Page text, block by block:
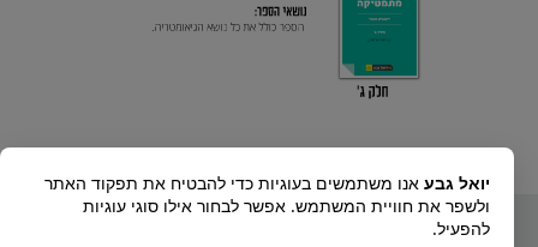
כנראה שיעניין אותך גם:
יואל גבע אנו משתמשים בעוגיות כדי להבטיח את תפקוד האתר
ולשפר את חוויית המשתמש. אפשר לבחור אילו סוגי עוגיות
להפעיל.